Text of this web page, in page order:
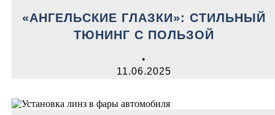
«АНГЕЛЬСКИЕ ГЛАЗКИ»: СТИЛЬНЫЙ
ТЮНИНГ С ПОЛЬЗОЙ
•
11.06.2025